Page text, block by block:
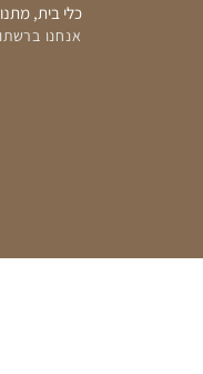
כלי בית,
אנחנו